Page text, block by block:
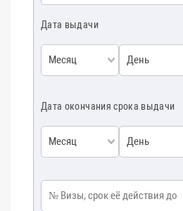
Дата выдачи
Дата окончания срока выдачи